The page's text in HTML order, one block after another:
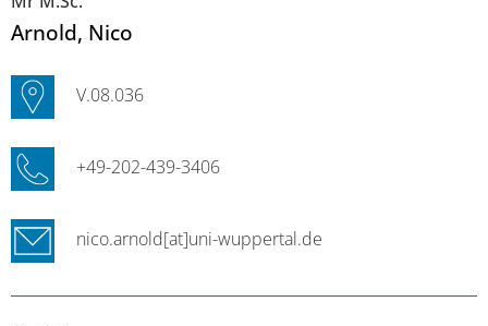
Arnold, Nico
V.08.036
+49-202-439-3406
nico.arnold[at]uni-wuppertal.de